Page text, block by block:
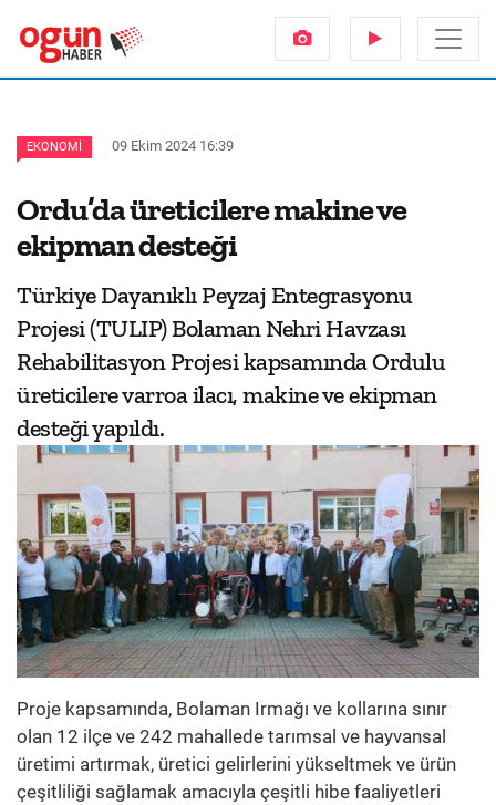
EKONOMI 09 Ekim 2024 16:39
Ordu’da üreticilere makine ve
ekipman desteği
Türkiye Dayanıklı Peyzaj Entegrasyonu
Projesi (TULIP) Bolaman Nehri Havzası
Rehabilitasyon Projesi kapsamında Ordulu
üreticilere varroa ilacı, makine ve ekipman
desteği yapıldı.
Proje kapsamında, Bolaman Irmağı ve kollarına sınır
olan 12 ilçe ve 242 mahallede tarımsal ve hayvansal
üretimi artırmak, üretici gelirlerini yükseltmek ve ürün
çeşitliliği sağlamak amacıyla çeşitli hibe faaliyetleri